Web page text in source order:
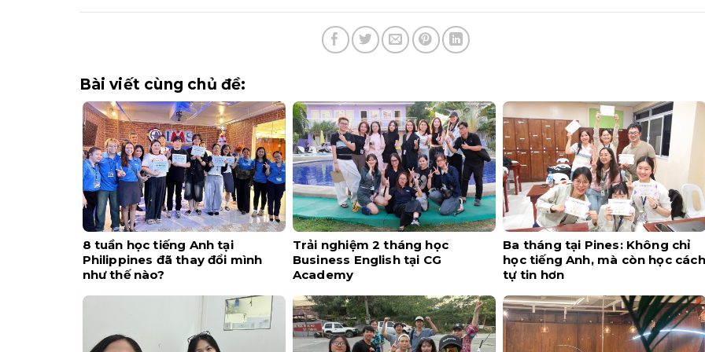
Bài viết cùng chủ đề:
8 tuần học tiếng Anh tại
Philippines đã thay đổi mình
như thế nào?
Trải nghiệm 2 tháng học
Business English tại CG
Academy
Ba tháng tại Pines: Không chỉ
học tiếng Anh, mà còn học cách
tự tin hơn